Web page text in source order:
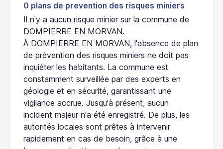
0 plans de prevention des risques miniers
Il n'y a aucun risque minier sur la commune de
DOMPIERRE EN MORVAN.
À DOMPIERRE EN MORVAN, l'absence de plan
de prévention des risques miniers ne doit pas
inquiéter les habitants. La commune est
constamment surveillée par des experts en
géologie et en sécurité, garantissant une
vigilance accrue. Jusqu'à présent, aucun
incident majeur n'a été enregistré. De plus, les
autorités locales sont prêtes à intervenir
rapidement en cas de besoin, grâce à une